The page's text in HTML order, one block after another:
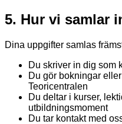
5. Hur vi samlar
Dina uppgifter samlas
Du skriver in dig som
Du gör bokningar
Teoricentralen
Du deltar i kurser,
utbildningsmoment
Du tar kontakt med